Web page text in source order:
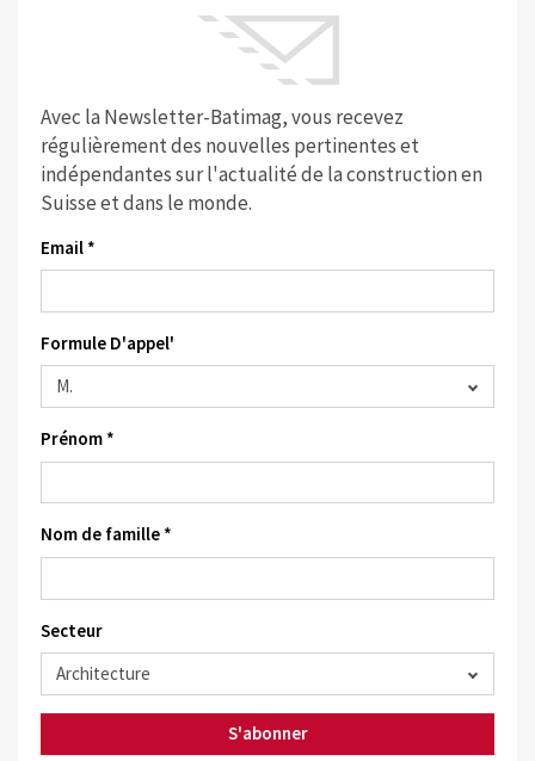
Avec la Newsletter-Batimag, vous recevez
régulièrement des nouvelles pertinentes et
indépendantes sur l'actualité de la construction en
Suisse et dans le monde.
Email *
Formule D'appel'
Prénom *
Nom de famille *
Secteur
S'abonner